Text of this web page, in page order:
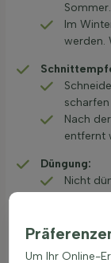
Sommer.
Im
werden.
Nach
entfernt
Düngung:
Nicht
Wasser
Pflanze
Um Ihr Online-